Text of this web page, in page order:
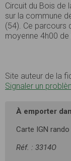
Circuit du Bois de
sur la commune
(54). Ce parcours
moyenne 4h00 de
Site auteur de la
Signaler un
À emporter
Carte IGN rando
Réf. : 3314O